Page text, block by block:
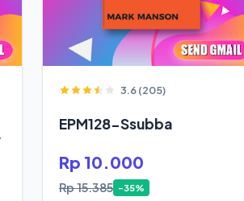
3.6 (205)
EPM128-Ssubba
Rp 10.000
Rp 15.385 -35%